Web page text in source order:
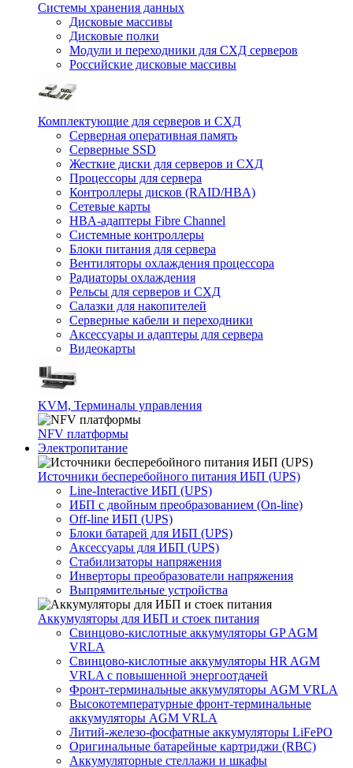
Системы хранения данных
Дисковые массивы
Дисковые полки
Модули и переходники для СХД серверов
Российские дисковые массивы
Комплектующие для серверов и СХД
Серверная оперативная память
Серверные SSD
Жесткие диски для серверов и СХД
Процессоры для сервера
Контроллеры дисков (RAID/HBA)
Сетевые карты
HBA-адаптеры Fibre Channel
Системные контроллеры
Блоки питания для сервера
Вентиляторы охлаждения процессора
Радиаторы охлаждения
Рельсы для серверов и СХД
Салазки для накопителей
Серверные кабели и переходники
Аксессуары и адаптеры для сервера
Видеокарты
KVM, Терминалы управления
NFV платформы
Электропитание
Источники бесперебойного питания ИБП (UPS)
Line-Interactive ИБП (UPS)
ИБП с двойным преобразованием (On-line)
Off-line ИБП (UPS)
Блоки батарей для ИБП (UPS)
Аксессуары для ИБП (UPS)
Стабилизаторы напряжения
Инверторы преобразователи напряжения
Выпрямительные устройства
Аккумуляторы для ИБП и стоек питания
Свинцово-кислотные аккумуляторы GP AGM
VRLA
Свинцово-кислотные аккумуляторы HR AGM
VRLA с повышенной энергоотдачей
Фронт-терминальные аккумуляторы AGM VRLA
Высокотемпературные фронт-терминальные
аккумуляторы AGM VRLA
Литий-железо-фосфатные аккумуляторы LiFePO
Оригинальные батарейные картриджи (RBC)
Аккумуляторные стеллажи и шкафы